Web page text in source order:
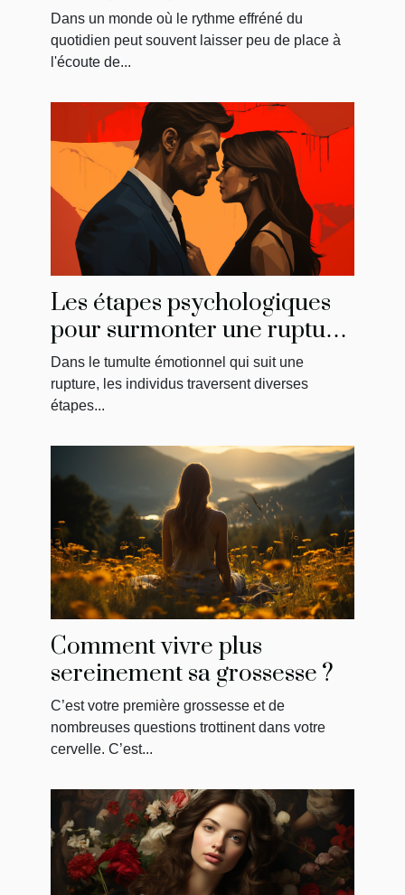
menstruelle sur
l'amélioration du bien-être
général
Dans un monde où le rythme effréné du
quotidien peut souvent laisser peu de place à
l'écoute de...
Les étapes psychologiques
pour surmonter une rupture
et reconquérir son ancien
amour
Dans le tumulte émotionnel qui suit une
rupture, les individus traversent diverses
étapes...
Comment vivre plus
sereinement sa grossesse ?
C’est votre première grossesse et de
nombreuses questions trottinent dans votre
cervelle. C’est...